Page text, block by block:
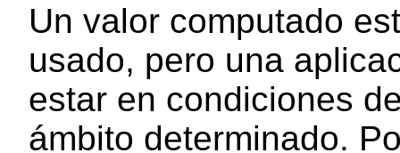
Un valor computado
usado, pero una
estar en condiciones
ámbito determinado.